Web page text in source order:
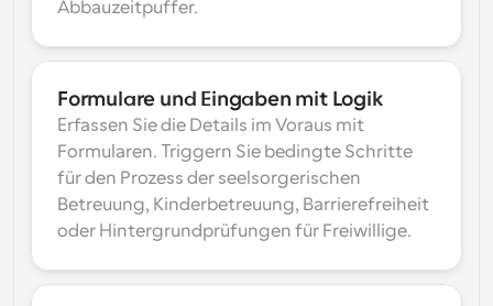
Abbauzeitpuffer.
Formulare und Eingaben mit Logik
Erfassen Sie die Details im Voraus mit
Formularen. Triggern Sie bedingte Schritte
für den Prozess der seelsorgerischen
Betreuung, Kinderbetreuung, Barrierefreiheit
oder Hintergrundprüfungen für Freiwillige.